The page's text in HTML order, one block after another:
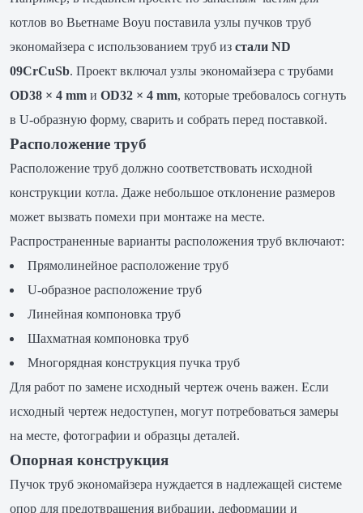
котлов во Вьетнаме Boyu поставила узлы пучков труб
экономайзера с использованием труб из стали ND
09CrCuSb. Проект включал узлы экономайзера с трубами
OD38 × 4 mmи OD32 × 4 mm, которые требовалось согнуть
в U-образную форму, сварить и собрать перед поставкой.
Расположение труб
Расположение труб должно соответствовать исходной
конструкции котла. Даже небольшое отклонение размеров
может вызвать помехи при монтаже на месте.
Распространенные варианты расположения труб включают:
Прямолинейное расположение труб
U-образное расположение труб
Линейная компоновка труб
Шахматная компоновка труб
Многорядная конструкция пучка труб
Для работ по замене исходный чертеж очень важен. Если
исходный чертеж недоступен, могут потребоваться замеры
на месте, фотографии и образцы деталей.
Опорная конструкция
Пучок труб экономайзера нуждается в надлежащей системе
опор для предотвращения вибрации, деформации и